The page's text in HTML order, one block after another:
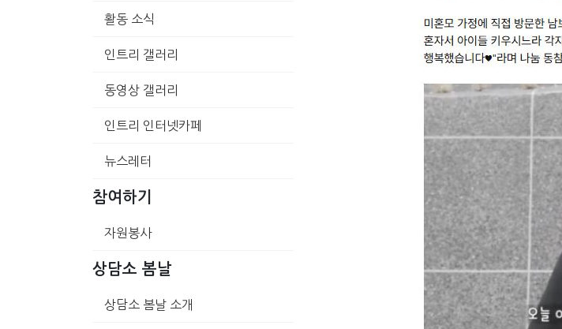
활동 소식
인트리 갤러리
동영상 갤러리
인트리 인터넷카페
뉴스레터
참여하기
자원봉사
상담소 봄날
상담소 봄날 소개